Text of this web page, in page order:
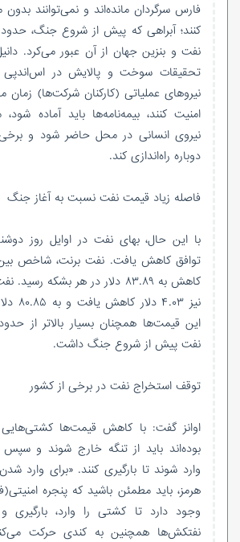
فارس سرگردان مانده‌اند و نمی‌توانند بدون
کنند؛ آبراهی که پیش از شروع جنگ،
نفت و بنزین جهان از آن عبور می‌کرد.
تحقیقات سوخت و پالایش در اس‌اندپی
نیرو‌های عملیاتی (کارکنان شرکت‌ها)
امنیت کنند، بیمه‌نامه‌ها باید آماده
نیروی انسانی در محل حاضر شود و برخی
دوباره راه‌اندازی کند.
فاصله زیاد قیمت نفت نسبت به آغاز جنگ
با این حال، بهای نفت در اوایل روز
کاهش به ۸۳.۸۹ دلار در هر بشکه
نیز
نفت پیش از شروع جنگ داشت.
توقف استخراج نفت در برخی از کشور
اوانز گفت: با کاهش قیمت‌ها کشتی‌هایی
بوده‌اند باید از تنگه خارج شوند و
وارد شوند تا بارگیری کنند. «برای وارد
هرمز، باید مطمئن باشید که پنجره
وجود دارد تا کشتی را وارد،
نفتکش‌ها همچنین به کندی حرکت